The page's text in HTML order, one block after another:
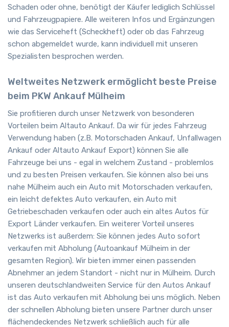
Schaden oder ohne, benötigt der Käufer lediglich Schlüssel
und Fahrzeugpapiere. Alle weiteren Infos und Ergänzungen
wie das Serviceheft (Scheckheft) oder ob das Fahrzeug
schon abgemeldet wurde, kann individuell mit unseren
Spezialisten besprochen werden.
Weltweites Netzwerk ermöglicht beste Preise
beim PKW Ankauf Mülheim
Sie profitieren durch unser Netzwerk von besonderen
Vorteilen beim Altauto Ankauf. Da wir für jedes Fahrzeug
Verwendung haben (z.B. Motorschaden Ankauf, Unfallwagen
Ankauf oder Altauto Ankauf Export) können Sie alle
Fahrzeuge bei uns - egal in welchem Zustand - problemlos
und zu besten Preisen verkaufen. Sie können also bei uns
nahe Mülheim auch ein Auto mit Motorschaden verkaufen,
ein leicht defektes Auto verkaufen, ein Auto mit
Getriebeschaden verkaufen oder auch ein altes Autos für
Export Länder verkaufen. Ein weiterer Vorteil unseres
Netzwerks ist außerdem: Sie können jedes Auto sofort
verkaufen mit Abholung (Autoankauf Mülheim in der
gesamten Region). Wir bieten immer einen passenden
Abnehmer an jedem Standort - nicht nur in Mülheim. Durch
unseren deutschlandweiten Service für den Autos Ankauf
ist das Auto verkaufen mit Abholung bei uns möglich. Neben
der schnellen Abholung bieten unsere Partner durch unser
flächendeckendes Netzwerk schließlich auch für alle